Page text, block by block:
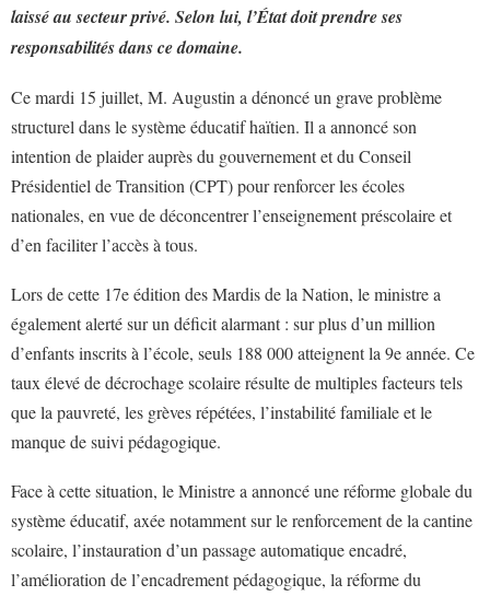
laissé au secteur privé. Selon lui, l’État doit prendre ses
responsabilités dans ce domaine.
Ce mardi 15 juillet, M. Augustin a dénoncé un grave problème
structurel dans le système éducatif haïtien. Il a annoncé son
intention de plaider auprès du gouvernement et du Conseil
Présidentiel de Transition (CPT) pour renforcer les écoles
nationales, en vue de déconcentrer l’enseignement préscolaire et
d’en faciliter l’accès à tous.
Lors de cette 17e édition des Mardis de la Nation, le ministre a
également alerté sur un déficit alarmant : sur plus d’un million
d’enfants inscrits à l’école, seuls 188 000 atteignent la 9e année. Ce
taux élevé de décrochage scolaire résulte de multiples facteurs tels
que la pauvreté, les grèves répétées, l’instabilité familiale et le
manque de suivi pédagogique.
Face à cette situation, le Ministre a annoncé une réforme globale du
système éducatif, axée notamment sur le renforcement de la cantine
scolaire, l’instauration d’un passage automatique encadré,
l’amélioration de l’encadrement pédagogique, la réforme du